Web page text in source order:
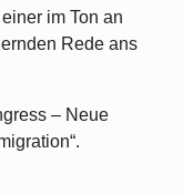
im Ton an
Rede ans
– Neue